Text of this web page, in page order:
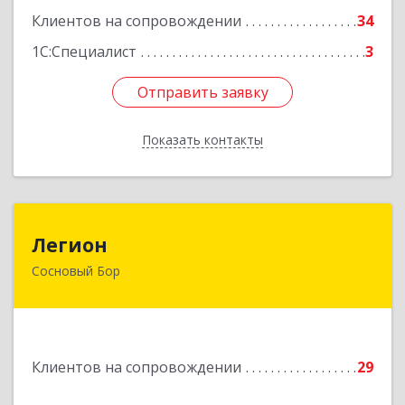
Клиентов на сопровождении
34
1С:Специалист
3
Отправить заявку
Показать контакты
Отправить заявку
Назад
Легион
Сосновый Бор
Клиентов на сопровождении 29
188544, Ленинградская обл, Сосновый Бор г,